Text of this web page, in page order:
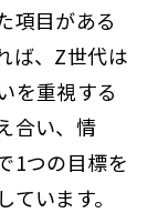
項目がある
ば、Z世代は
を重視する
合い、情
1つの目標を
います。